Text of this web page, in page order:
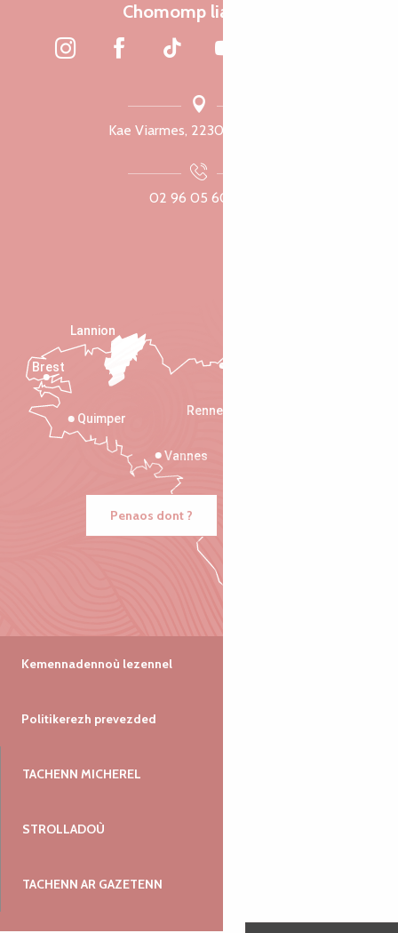
Chomomp liammet
Kae Viarmes, 22300 Lannuon
02 96 05 60 70
Rennes
Vannes
Quimper
Lannion
Brest
Penaos dont ?
Kemennadennoù lezennel
Politikerezh prevezded
TACHENN MICHEREL
STROLLADOÙ
TACHENN AR GAZETENN